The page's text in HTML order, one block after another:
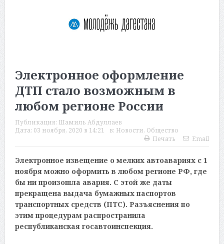
Электронное оформление
ДТП стало возможным в
любом регионе России
Публикация: Шамиль Абдуллаев
Дата: 03 ноября, 2020 в 14:21 в: Новости, Общество
Печать
Email
Электронное извещение о мелких автоавариях с 1
ноября можно оформить в любом регионе РФ, где
бы ни произошла авария. С этой же даты
прекращена выдача бумажных паспортов
транспортных средств (ПТС). Разъяснения по
этим процедурам распространила
республиканская госавтоинспекция.